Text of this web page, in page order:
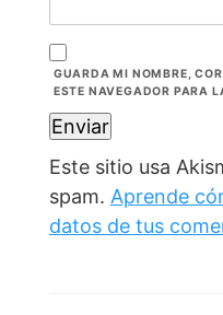
GUARDA MI NOMBRE,
ESTE NAVEGADOR PARA
Este sitio usa
spam. Aprende
datos de tus